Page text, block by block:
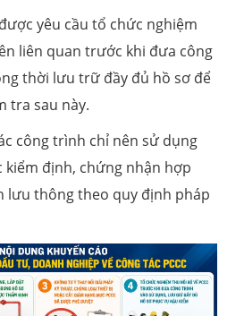
yêu cầu tổ chức nghiệm
liên quan trước khi đưa công
thời lưu trữ đầy đủ hồ sơ để
tra sau này.
công trình chỉ nên sử dụng
kiểm định, chứng nhận hợp
lưu thông theo quy định pháp